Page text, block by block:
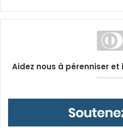
Aidez nous à pérenniser